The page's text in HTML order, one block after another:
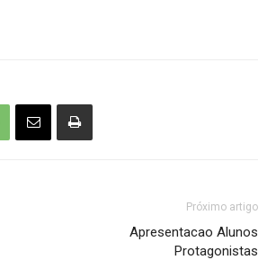
Próximo artigo
Apresentacao Alunos
Protagonistas